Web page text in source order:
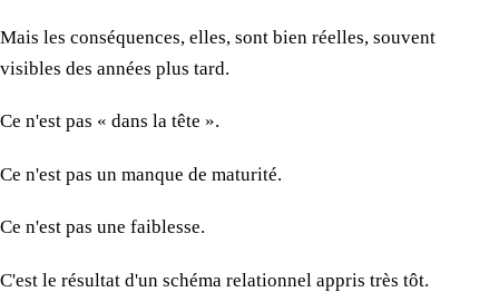
Mais les conséquences, elles, sont bien réelles, souvent
visibles des années plus tard.
Ce n'est pas « dans la tête ».
Ce n'est pas un manque de maturité.
Ce n'est pas une faiblesse.
C'est le résultat d'un schéma relationnel appris très tôt.